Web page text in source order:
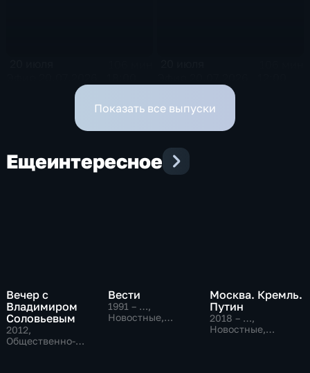
Показать все выпуски
Ещеинтересное
Вечер с
Владимиром
Соловьевым
2012,
Общественно-
Вести
1991 – …,
Новостные,
Москва. Кремль.
Путин
2018 – …,
Новостные,